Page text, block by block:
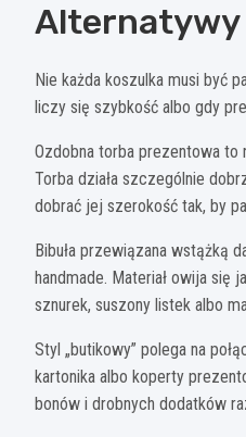
Alternatywy
Nie każda koszulka musi być
liczy się szybkość albo gdy
Ozdobna torba prezentowa to
Torba działa szczególnie
dobrać jej szerokość tak, by
Bibuła przewiązana wstążką
handmade. Materiał owija
sznurek, suszony listek albo
Styl „butikowy” polega na
kartonika albo koperty
bonów i drobnych dodatków